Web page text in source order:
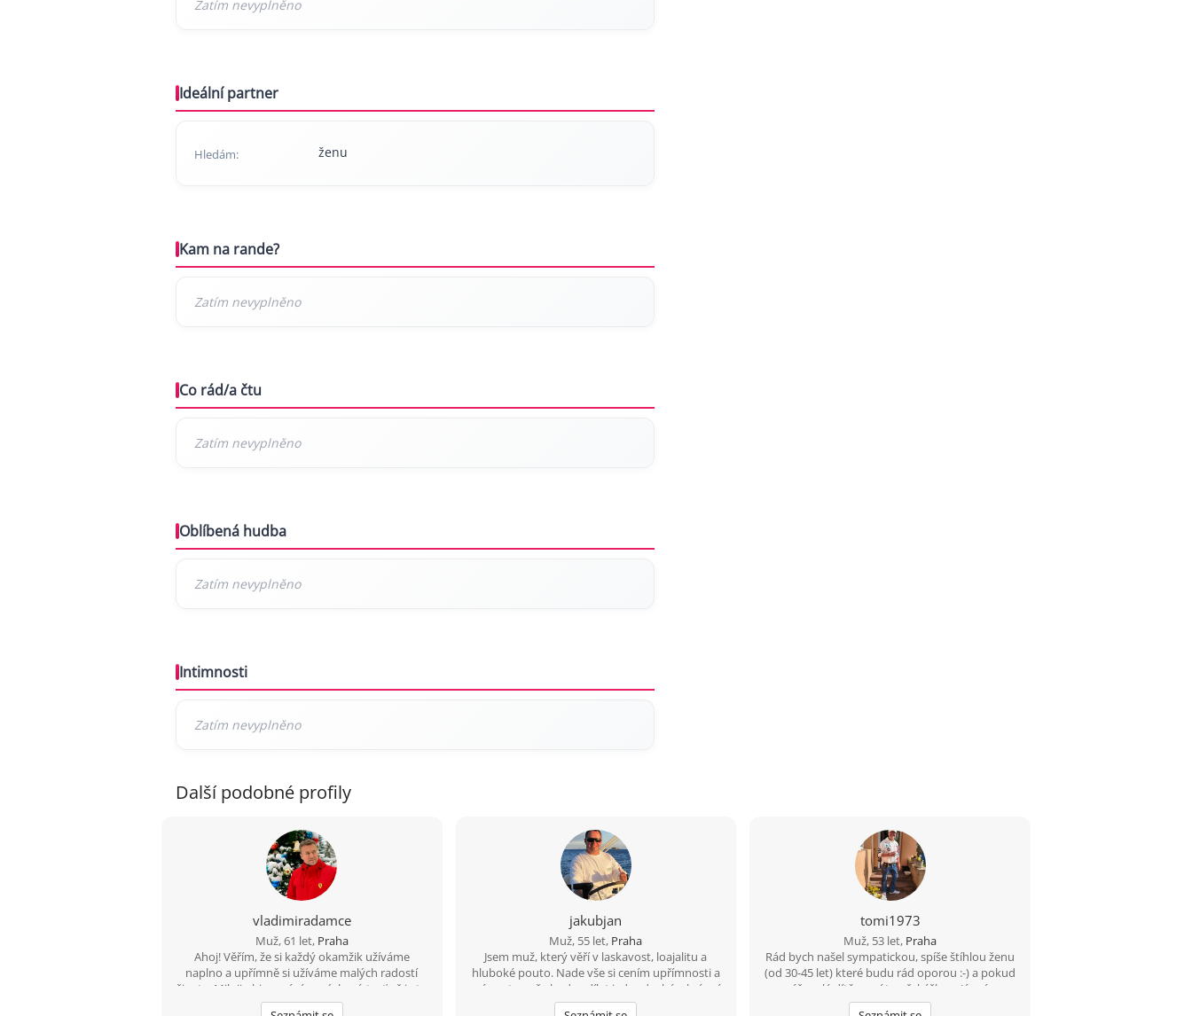
Ideální partner
Hledám: ženu
Kam na rande?
Co rád/a čtu
Oblíbená hudba
Intimnosti
Další podobné profily
vladimiradamce
Muž, 61 let, Praha
Ahoj! Věřím, že si každý okamžik užíváme
naplno a upřímně si užíváme malých radostí
života. Miluji objevování nových míst, ať už je to
spontánní výlet autem nebo objevování útulné
jakubjan
Muž, 55 let, Praha
Jsem muž, který věří v laskavost, loajalitu a
hluboké pouto. Nade vše si cením upřímnosti a
sním o tom, že budu sdílet jednoduché a krásné
životní okamžiky s někým, kdo se v něm cítí jako
tomi1973
Muž, 53 let, Praha
Rád bych našel sympatickou, spíše štíhlou ženu
(od 30-45 let) které budu rád oporou :-) a pokud
máš malé dítě, není to překážkou. Já mám
dospělou dceru a syna. Jsem rozvedený (po 30ti